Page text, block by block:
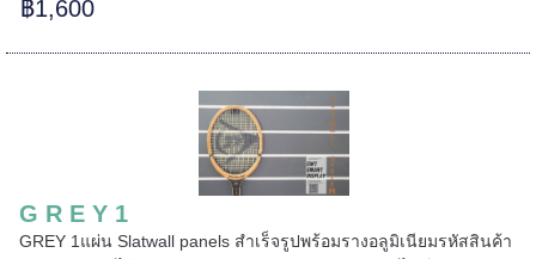
฿1,600
G R E Y 1
GREY 1แผ่น Slatwall panels สำเร็จรูปพร้อมรางอลูมิเนียมรหัสสินค้า